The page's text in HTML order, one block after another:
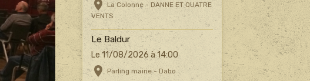
La Colonne - DANNE ET QUATRE
VENTS
Le Baldur
Le 11/08/2026 à 14:00
Parling mairie - Dabo